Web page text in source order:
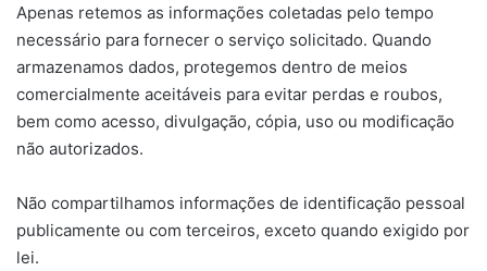
Apenas retemos as informações coletadas pelo tempo
necessário para fornecer o serviço solicitado. Quando
armazenamos dados, protegemos dentro de meios
comercialmente aceitáveis ​​para evitar perdas e roubos,
bem como acesso, divulgação, cópia, uso ou modificação
não autorizados.
Não compartilhamos informações de identificação pessoal
publicamente ou com terceiros, exceto quando exigido por
lei.